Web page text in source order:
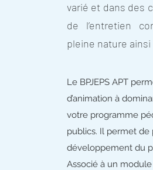
varié et dans des
de l’entretien
pleine nature ainsi
Le BPJEPS APT
d’animation à
votre programme
publics. Il permet de
développement du
Associé à un